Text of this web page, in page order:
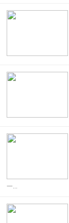
一...